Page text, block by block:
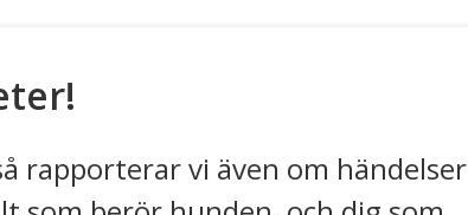
rapporterar vi även om händelser